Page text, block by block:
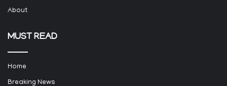
About
MUST READ
Home
Breaking News